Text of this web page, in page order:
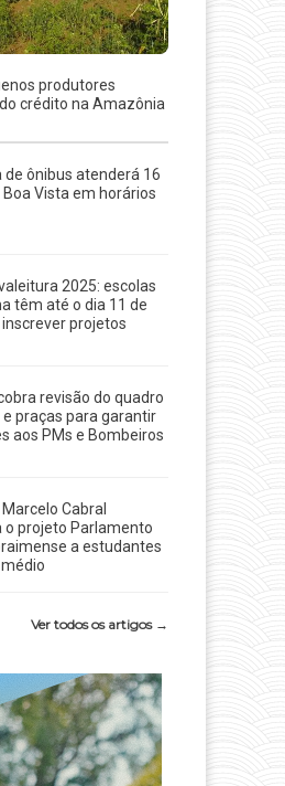
produtores
crédito na Amazônia
de ônibus atenderá 16
Boa Vista em horários
2025: escolas
têm até o dia 11 de
projetos
revisão do quadro
e praças para garantir
aos PMs e Bombeiros
Cabral
o projeto Parlamento
a estudantes
Ver todos os artigos →